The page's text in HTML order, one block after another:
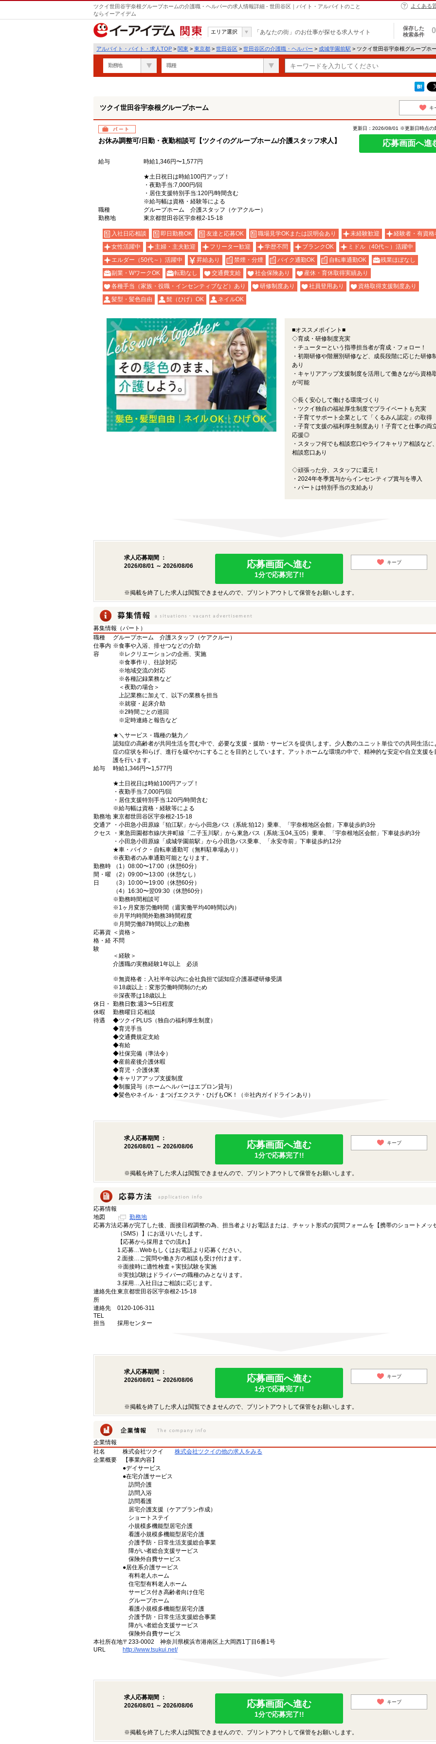
ツクイ世田谷宇奈根グループホームの介護職・ヘルパーの求人情報詳細 - 世田谷区｜バイト・アルバイトのこと
ならイーアイデム
よくある
関東
エリア選択 「あなたの街」のお仕事が探せる求人サイト
保存した
検索条件
0
アルバイト・バイト・求人TOP > 関東 > 東京都 > 世田谷区 > 世田谷区の介護職・ヘルパー > 成城学園前駅 > ツクイ世田谷宇奈根グループホ
勤務地 職種
ツクイ世田谷宇奈根グループホーム キ
パート
お休み調整可/日勤・夜勤相談可【ツクイのグループホーム/介護スタッフ求人】
更新日：2026/08/01 ※更新日時点の
応募画面へ進
給与 時給1,346円〜1,577円
★土日祝日は時給100円アップ！
・夜勤手当:7,000円/回
・居住支援特別手当:120円/時間含む
※給与幅は資格・経験等による
職種
グループホーム 介護スタッフ（ケアクルー）
勤務地
東京都世田谷区宇奈根2-15-18
入社日応相談 即日勤務OK 友達と応募OK 職場見学OKまたは説明会あり 未経験歓迎
経験者・有資格
女性活躍中
主婦・主夫歓迎 フリーター歓迎 学歴不問 ブランクOK
ミドル（40代～）活躍中
エルダー（50代～）活躍中
昇給あり 禁煙・分煙 バイク通勤OK 自転車通勤OK
残業ほぼなし
副業・WワークOK
転勤なし 交通費支給 社会保険あり
産休・育休取得実績あり
各種手当（家族・役職・インセンティブなど）あり
研修制度あり 社員登用あり
資格取得支援制度あり
髪型・髪色自由
髭（ひげ）OK ネイルOK
■オススメポイント■
◇育成・研修制度充実
・チューターという指導担当者が育成・フォロー！
・初期研修や階層別研修など、成長段階に応じた研修
あり
・キャリアアップ支援制度を活用して働きながら資格
が可能
◇長く安心して働ける環境づくり
・ツクイ独自の福祉厚生制度でプライベートも充実
・子育てサポート企業として「くるみん認定」の取得
・子育て支援の福利厚生制度あり！子育てと仕事の両
応援◎
・スタッフ何でも相談窓口やライフキャリア相談など
相談窓口あり
◇頑張った分、スタッフに還元！
・2024年冬季賞与からインセンティブ賞与を導入
・パートは特別手当の支給あり
求人応募期間 ：
2026/08/01 ～ 2026/08/06
応募画面へ進む
1分で応募完了!!
キープ
※掲載を終了した求人は閲覧できませんので、プリントアウトして保管をお願いします。
募集情報（パート）
職種
グループホーム 介護スタッフ（ケアクルー）
仕事内
容
※食事や入浴、排せつなどの介助
※レクリエーションの企画、実施
※食事作り、往診対応
※地域交流の対応
※各種記録業務など
＜夜勤の場合＞
上記業務に加えて、以下の業務を担当
※就寝・起床介助
※2時間ごとの巡回
※定時連絡と報告など
★＼サービス・職種の魅力／
認知症の高齢者が共同生活を営む中で、必要な支援・援助・サービスを提供します。少人数のユニット単位での共同生活に
症の症状を和らげ、進行を緩やかにすることを目的としています。アットホームな環境の中で、精神的な安定や自立支援を
護を行います。
給与
時給1,346円〜1,577円
★土日祝日は時給100円アップ！
・夜勤手当:7,000円/回
・居住支援特別手当:120円/時間含む
※給与幅は資格・経験等による
勤務地 東京都世田谷区宇奈根2-15-18
交通ア
クセス
・小田急小田原線「狛江駅」から小田急バス（系統:狛12）乗車、「宇奈根地区会館」下車徒歩約3分
・東急田園都市線/大井町線「二子玉川駅」から東急バス（系統:玉04,玉05）乗車、「宇奈根地区会館」下車徒歩約3分
・小田急小田原線「成城学園前駅」から小田急バス乗車、「永安寺前」下車徒歩約12分
★車・バイク・自転車通勤可（無料駐車場あり）
※夜勤者のみ車通勤可能となります。
勤務時
間・曜
日
（1）08:00〜17:00（休憩60分）
（2）09:00〜13:00（休憩なし）
（3）10:00〜19:00（休憩60分）
（4）16:30〜翌09:30（休憩60分）
※勤務時間相談可
※1ヶ月変形労働時間（週実働平均40時間以内）
※月平均時間外勤務3時間程度
※月間労働87時間以上の勤務
応募資
格・経
験
＜資格＞
不問
＜経験＞
介護職の実務経験1年以上 必須
※無資格者：入社半年以内に会社負担で認知症介護基礎研修受講
※18歳以上：変形労働時間制のため
※深夜帯は18歳以上
休日・
休暇
勤務日数:週3〜5日程度
勤務曜日:応相談
待遇
◆ツクイPLUS（独自の福利厚生制度）
◆育児手当
◆交通費規定支給
◆有給
◆社保完備（準法令）
◆産前産後介護休暇
◆育児・介護休業
◆キャリアアップ支援制度
◆制服貸与（ホームヘルパーはエプロン貸与）
◆髪色やネイル・まつげエクステ・ひげもOK！（※社内ガイドラインあり）
求人応募期間 ：
2026/08/01 ～ 2026/08/06
応募画面へ進む
1分で応募完了!!
キープ
※掲載を終了した求人は閲覧できませんので、プリントアウトして保管をお願いします。
応募情報
地図
勤務地
応募方法応募が完了した後、面接日程調整の為、担当者よりお電話または、チャット形式の質問フォームを【携帯のショートメッ
（SMS）】にお送りいたします。
【応募から採用までの流れ】
1.応募…Webもしくはお電話より応募ください。
2.面接…ご質問や働き方の相談も受け付けます。
※面接時に適性検査＋実技試験を実施
※実技試験はドライバーの職種のみとなります。
3.採用…入社日はご相談に応じます。
連絡先住
所
東京都世田谷区宇奈根2-15-18
連絡先
TEL
0120-106-311
担当 採用センター
求人応募期間 ：
2026/08/01 ～ 2026/08/06
応募画面へ進む
1分で応募完了!!
キープ
※掲載を終了した求人は閲覧できませんので、プリントアウトして保管をお願いします。
企業情報
社名
株式会社ツクイ
株式会社ツクイの他の求人をみる
企業概要
【事業内容】
●デイサービス
●在宅介護サービス
訪問介護
訪問入浴
訪問看護
居宅介護支援（ケアプラン作成）
ショートステイ
小規模多機能型居宅介護
看護小規模多機能型居宅介護
介護予防・日常生活支援総合事業
障がい者総合支援サービス
保険外自費サービス
●居住系介護サービス
有料老人ホーム
住宅型有料老人ホーム
サービス付き高齢者向け住宅
グループホーム
看護小規模多機能型居宅介護
介護予防・日常生活支援総合事業
障がい者総合支援サービス
保険外自費サービス
本社所在地〒233-0002 神奈川県横浜市港南区上大岡西1丁目6番1号
URL
http://www.tsukui.net/
求人応募期間 ：
2026/08/01 ～ 2026/08/06
応募画面へ進む
1分で応募完了!!
キープ
※掲載を終了した求人は閲覧できませんので、プリントアウトして保管をお願いします。